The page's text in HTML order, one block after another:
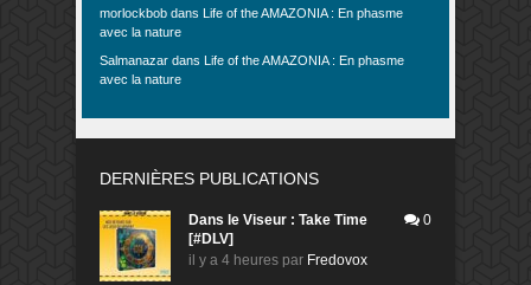
morlockbob dans Life of the AMAZONIA : En phasme
avec la nature
Salmanazar dans Life of the AMAZONIA : En phasme
avec la nature
DERNIÈRES PUBLICATIONS
Dans le Viseur : Take Time
[#DLV]
il y a 4 heures par Fredovox
0